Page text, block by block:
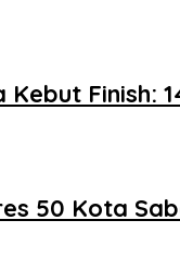
Finish:
50 Kota